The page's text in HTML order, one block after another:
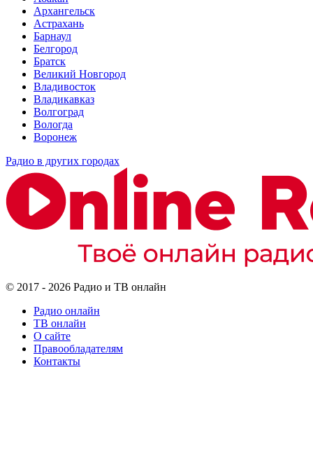
Архангельск
Астрахань
Барнаул
Белгород
Братск
Великий Новгород
Владивосток
Владикавказ
Волгоград
Вологда
Воронеж
Радио в других городах
© 2017 - 2026 Радио и ТВ онлайн
Радио онлайн
ТВ онлайн
О сайте
Правообладателям
Контакты